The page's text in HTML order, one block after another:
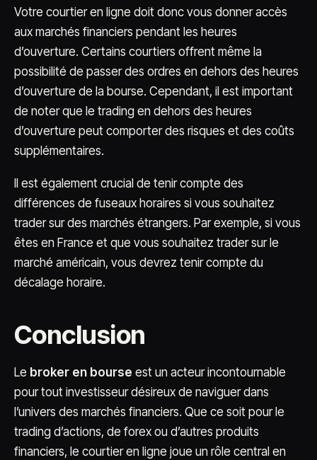
Votre courtier en ligne doit donc vous donner accès
aux marchés financiers pendant les heures
d’ouverture. Certains courtiers offrent même la
possibilité de passer des ordres en dehors des heures
d’ouverture de la bourse. Cependant, il est important
de noter que le trading en dehors des heures
d’ouverture peut comporter des risques et des coûts
supplémentaires.
Il est également crucial de tenir compte des
différences de fuseaux horaires si vous souhaitez
trader sur des marchés étrangers. Par exemple, si vous
êtes en France et que vous souhaitez trader sur le
marché américain, vous devrez tenir compte du
décalage horaire.
Conclusion
Le broker en bourse est un acteur incontournable
pour tout investisseur désireux de naviguer dans
l’univers des marchés financiers. Que ce soit pour le
trading d’actions, de forex ou d’autres produits
financiers, le courtier en ligne joue un rôle central en